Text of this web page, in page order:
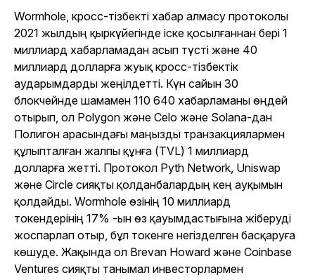
Wormhole, кросс-тізбекті хабар алмасу протоколы
2021 жылдың қыркүйегінде іске қосылғаннан бері 1
миллиард хабарламадан асып түсті және 40
миллиард долларға жуық кросс-тізбектік
аударымдарды жеңілдетті. Күн сайын 30
блокчейнде шамамен 110 640 хабарламаны өңдей
отырып, ол Polygon және Celo және Solana-дан
Полигон арасындағы маңызды транзакциялармен
құлыпталған жалпы құнға (TVL) 1 миллиард
долларға жетті. Протокол Pyth Network, Uniswap
және Circle сияқты қолданбалардың кең ауқымын
қолдайды. Wormhole өзінің 10 миллиард
токендерінің 17% -ын өз қауымдастығына жіберуді
жоспарлап отыр, бұл токенге негізделген басқаруға
көшуде. Жақында ол Brevan Howard және Coinbase
Ventures сияқты танымал инвесторлармен